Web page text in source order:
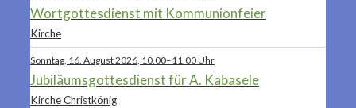
Wortgottesdienst mit Kommunionfeier
Kirche
Sonntag, 16. August 2026, 10.00–11.00 Uhr
Jubiläumsgottesdienst für A. Kabasele
Kirche Christkönig